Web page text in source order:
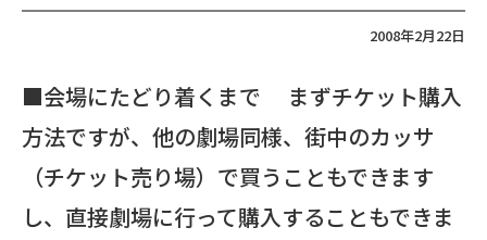
2008年2月22日
■会場にたどり着くまで まずチケット購入
方法ですが、他の劇場同様、街中のカッサ
（チケット売り場）で買うこともできます
し、直接劇場に行って購入することもできま